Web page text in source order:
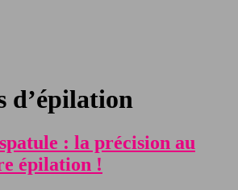
d’épilation
: la précision au
épilation !